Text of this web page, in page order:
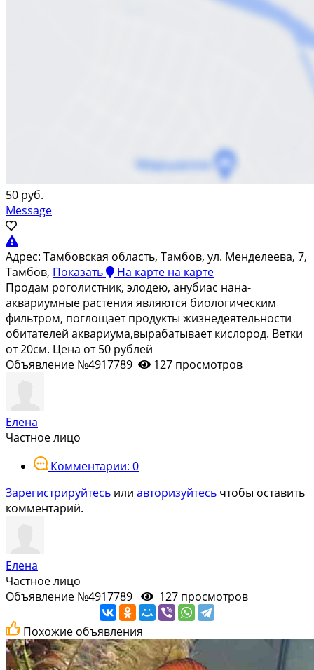
50 руб.
Message
Адрес: Тамбовская область, Тамбов, ул. Менделеева, 7,
Тамбов, Показать На карте на карте
Продам роголистник, элодею, анубиас нана-
аквариумные растения являются биологическим
фильтром, поглощает продукты жизнедеятельности
обитателей аквариума,вырабатывает кислород. Ветки
от 20см. Цена от 50 рублей
Объявление №4917789
127 просмотров
Елена
Частное лицо
Комментарии: 0
Зарегистрируйтесь или авторизуйтесь чтобы оставить
комментарий.
Елена
Частное лицо
Объявление №4917789
127 просмотров
Похожие объявления